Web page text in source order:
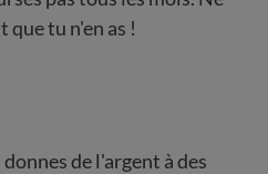
que tu n'en as !
de l'argent à des